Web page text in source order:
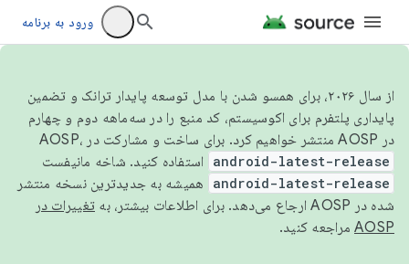
ورود به برنامه
از سال ۲۰۲۶، برای همسو شدن با مدل توسعه پایدار ترانک و تضمین
پایداری پلتفرم برای اکوسیستم، کد منبع را در سه‌ماهه دوم و چهارم
در AOSP منتشر خواهیم کرد. برای ساخت و مشارکت در AOSP،
android-latest-release استفاده کنید. شاخه مانیفست
android-latest-release
همیشه به جدیدترین نسخه منتشر
شده در AOSP ارجاع می‌دهد. برای اطلاعات بیشتر، به
تغییرات در
AOSP مراجعه کنید.